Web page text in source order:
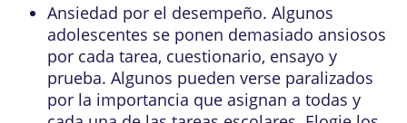
Ansiedad por el desempeño. Algunos
adolescentes se ponen demasiado ansiosos
por cada tarea, cuestionario, ensayo y
prueba. Algunos pueden verse paralizados
por la importancia que asignan a todas y